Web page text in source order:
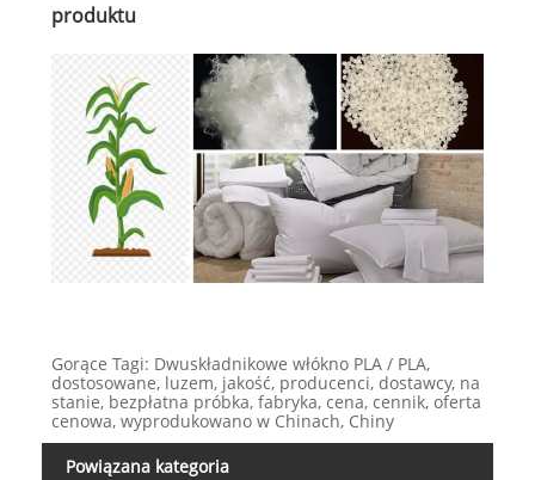
produktu
Gorące Tagi: Dwuskładnikowe włókno PLA / PLA,
dostosowane, luzem, jakość, producenci, dostawcy, na
stanie, bezpłatna próbka, fabryka, cena, cennik, oferta
cenowa, wyprodukowano w Chinach, Chiny
Powiązana kategoria